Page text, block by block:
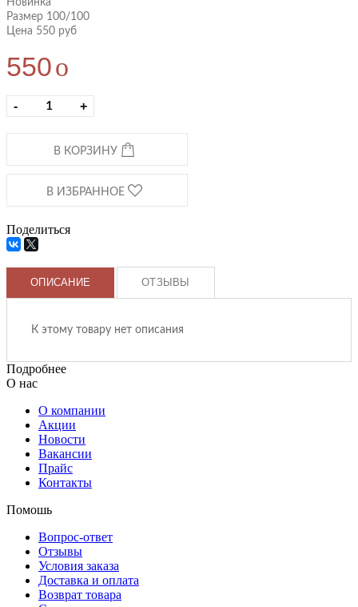
Новинка
Размер 100/100
Цена 550 руб
550o
- +
В КОРЗИНУ
В ИЗБРАННОЕ
Поделиться
ОПИСАНИЕ ОТЗЫВЫ
К этому товару нет описания
Подробнее
О нас
О компании
Акции
Новости
Вакансии
Прайс
Контакты
Помошь
Вопрос-ответ
Отзывы
Условия заказа
Доставка и оплата
Возврат товара